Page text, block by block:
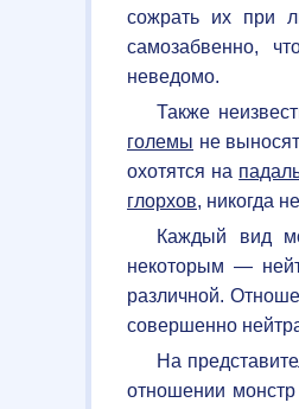
сожрать их при
самозабвенно,
неведомо.
Также
големы не
охотятся на
глорхов, никогда
Каждый вид
некоторым —
различной.
совершенно
На
отношении